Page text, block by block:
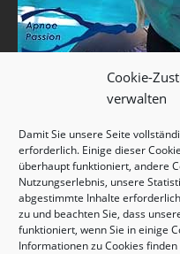
Cookie-
verwalten
Damit Sie unsere Seite
erforderlich. Einige dieser
überhaupt funktioniert, andere
Nutzungserlebnis, unsere
abgestimmte Inhalte
zu und beachten Sie, dass
funktioniert, wenn Sie in einige
Informationen zu Cookies